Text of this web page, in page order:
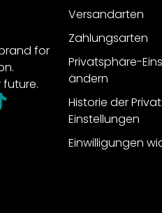
for
Versandarten
Zahlungsarten
Privatsphäre-
ändern
Historie der
Einstellungen
Einwilligungen